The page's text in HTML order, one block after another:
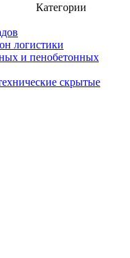
Категории
логистики
и пенобетонных
скрытые